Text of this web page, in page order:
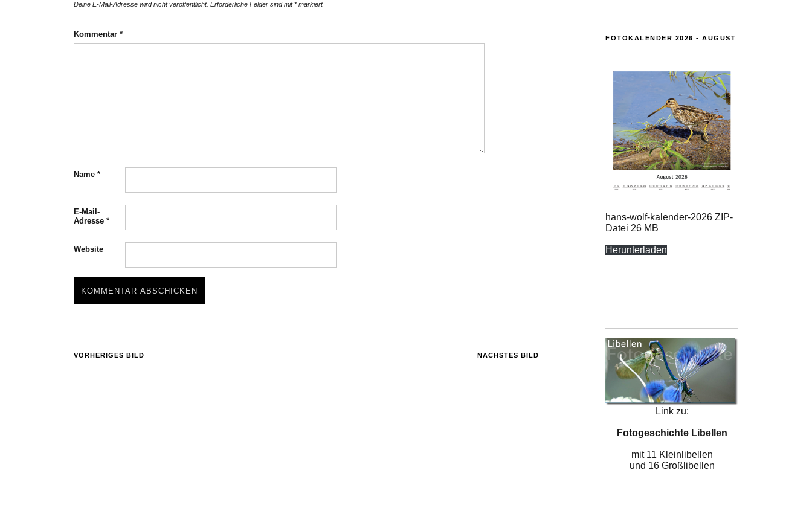
Deine E-Mail-Adresse wird nicht veröffentlicht. Erforderliche Felder sind mit*markiert
Kommentar *
Name *
E-Mail-
Adresse *
Website
NÄCHSTES BILD
VORHERIGES BILD
FOTOKALENDER 2026 - AUGUST
hans-wolf-kalender-2026 ZIP-
Datei 26 MB
Herunterladen
Link zu:
Fotogeschichte Libellen
mit 11 Kleinlibellen
und 16 Großlibellen